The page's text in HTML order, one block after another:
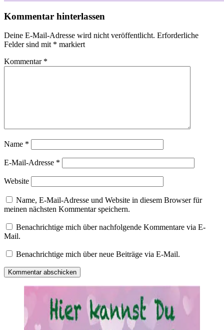
Kommentar hinterlassen
Deine E-Mail-Adresse wird nicht veröffentlicht. Erforderliche
Felder sind mit * markiert
Kommentar *
Name *
E-Mail-Adresse *
Website
Name, E-Mail-Adresse und Website in diesem Browser für
meinen nächsten Kommentar speichern.
Benachrichtige mich über nachfolgende Kommentare via E-
Mail.
Benachrichtige mich über neue Beiträge via E-Mail.